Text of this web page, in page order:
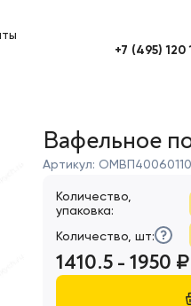
+7 (495) 120
Вафельное
Артикул: ОМВП40060110
Количество,
упаковка:
Количество, шт:
1410.5 - 1950 ₽